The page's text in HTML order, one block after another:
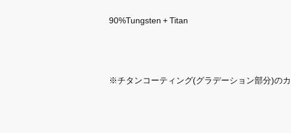
90%Tungsten + Titan
※チタンコーティング(グラデーション部分)の